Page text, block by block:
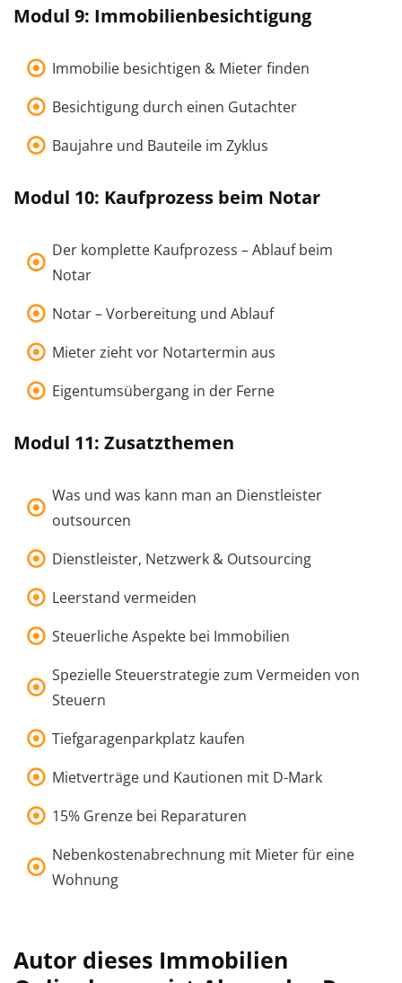
Modul 9: Immobilienbesichtigung
Immobilie besichtigen & Mieter finden
Besichtigung durch einen Gutachter
Baujahre und Bauteile im Zyklus
Modul 10: Kaufprozess beim Notar
Der komplette Kaufprozess – Ablauf beim
Notar
Notar – Vorbereitung und Ablauf
Mieter zieht vor Notartermin aus
Eigentumsübergang in der Ferne
Modul 11: Zusatzthemen
Was und was kann man an Dienstleister
outsourcen
Dienstleister, Netzwerk & Outsourcing
Leerstand vermeiden
Steuerliche Aspekte bei Immobilien
Spezielle Steuerstrategie zum Vermeiden von
Steuern
Tiefgaragenparkplatz kaufen
Mietverträge und Kautionen mit D-Mark
15% Grenze bei Reparaturen
Nebenkostenabrechnung mit Mieter für eine
Wohnung
Autor dieses Immobilien